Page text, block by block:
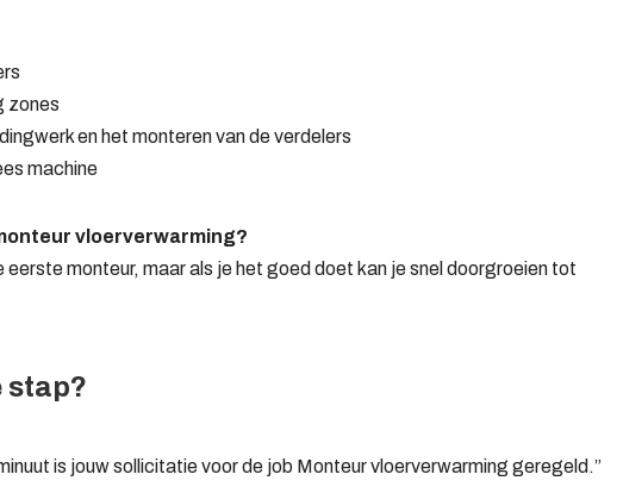
zones
en het monteren van de verdelers
machine
vloerverwarming?
monteur, maar als je het goed doet kan je snel doorgroeien tot
stap?
is jouw sollicitatie voor de job Monteur vloerverwarming geregeld.”